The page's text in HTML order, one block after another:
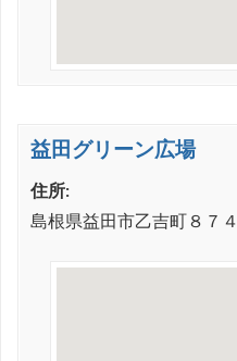
益田グリーン広場
住所:
島根県益田市乙吉町８７４